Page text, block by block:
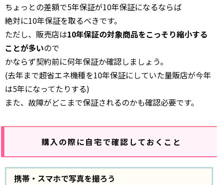
ちょっとの差額で5年保証が10年保証になるならば
絶対に10年保証を取るべきです。
ただし、販売店は10年保証の対象商品をこっそり縮小する
ことが多いので
かならず契約前に何年保証か確認しましょう。
(去年まで超省エネ機種を10年保証にしていた量販店が今年
は5年になってたりする)
また、故障がどこまで保証されるのかも確認必要です。
購入の際に自宅で確認しておくこと
携帯・スマホで写真を撮ろう